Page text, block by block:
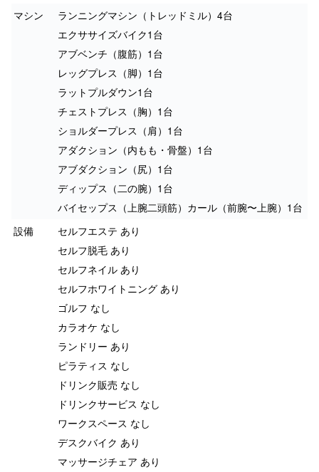
マシン
ランニングマシン（トレッドミル）4台
エクササイズバイク1台
アブベンチ（腹筋）1台
レッグプレス（脚）1台
ラットプルダウン1台
チェストプレス（胸）1台
ショルダープレス（肩）1台
アダクション（内もも・骨盤）1台
アブダクション（尻）1台
ディップス（二の腕）1台
バイセップス（上腕二頭筋）カール（前腕〜上腕）1台
設備
セルフエステ あり
セルフ脱毛 あり
セルフネイル あり
セルフホワイトニング あり
ゴルフ なし
カラオケ なし
ランドリー あり
ピラティス なし
ドリンク販売 なし
ドリンクサービス なし
ワークスペース なし
デスクバイク あり
マッサージチェア あり